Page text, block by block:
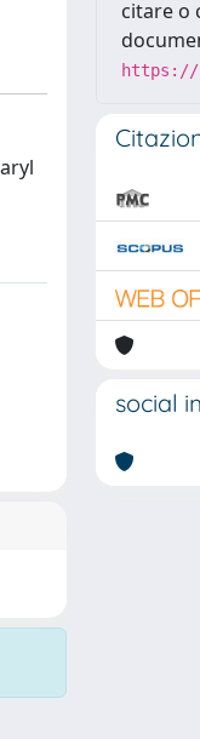
citare o
https://
social